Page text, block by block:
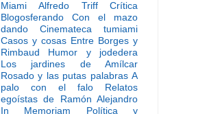
Miami Alfredo Triff
Crítica
Blogosferando
Con el mazo
dando
Cinemateca tumiami
Casos y cosas Entre Borges y
Rimbaud
Humor y jodedera
Los jardines de Amílcar
Rosado y las putas palabras A
palo con el falo
Relatos
egoístas de Ramón Alejandro
In Memoriam
Política y